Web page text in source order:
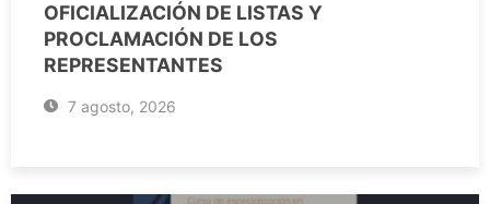
OFICIALIZACIÓN DE LISTAS Y
PROCLAMACIÓN DE LOS
REPRESENTANTES
7 agosto, 2026